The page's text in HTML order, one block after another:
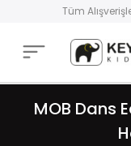
Tüm
MOB Dans